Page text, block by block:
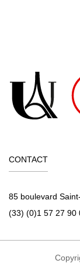
CONTACT
85 boulevard
(33) (0)1 57 27 90